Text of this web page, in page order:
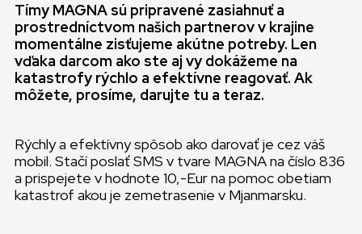
Tímy MAGNA sú pripravené zasiahnuť a
prostredníctvom našich partnerov v krajine
momentálne zisťujeme akútne potreby. Len
vďaka darcom ako ste aj vy dokážeme na
katastrofy rýchlo a efektívne reagovať. Ak
môžete, prosíme, darujte tu a teraz.
Rýchly a efektívny spôsob ako darovať je cez váš
mobil. Stačí poslať SMS v tvare MAGNA na číslo 836
a prispejete v hodnote 10,-Eur na pomoc obetiam
katastrof akou je zemetrasenie v Mjanmarsku.